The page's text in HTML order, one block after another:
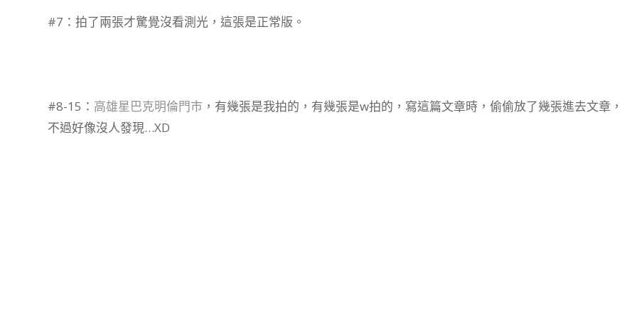
#7：拍了兩張才驚覺沒看測光，這張是正常版。
#8-15： 高雄星巴克明倫門市 ，有幾張是我拍的，有幾張是w拍的，寫這篇文章時，偷偷放了幾張進去文章，
不過好像沒人發現…XD